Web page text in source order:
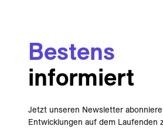
Bestens
informiert
Jetzt unseren Newsletter
Entwicklungen auf dem Laufenden